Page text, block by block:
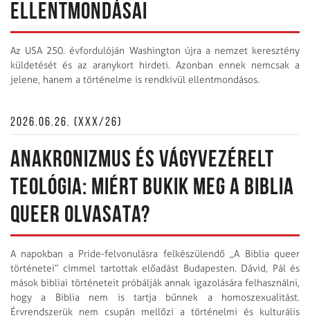
ELLENTMONDÁSAI
Az USA 250. évfordulóján Washington újra a nemzet keresztény
küldetését és az aranykort hirdeti. Azonban ennek nemcsak a
jelene, hanem a történelme is rendkívül ellentmondásos.
2026.06.26. (XXX/26)
ANAKRONIZMUS ÉS VÁGYVEZÉRELT
TEOLÓGIA: MIÉRT BUKIK MEG A BIBLIA
QUEER OLVASATA?
A napokban a Pride-felvonulásra felkészülendő „A Biblia queer
történetei” címmel tartottak előadást Budapesten. Dávid, Pál és
mások bibliai történeteit próbálják annak igazolására felhasználni,
hogy a Biblia nem is tartja bűnnek a homoszexualitást.
Érvrendszerük nem csupán mellőzi a történelmi és kulturális